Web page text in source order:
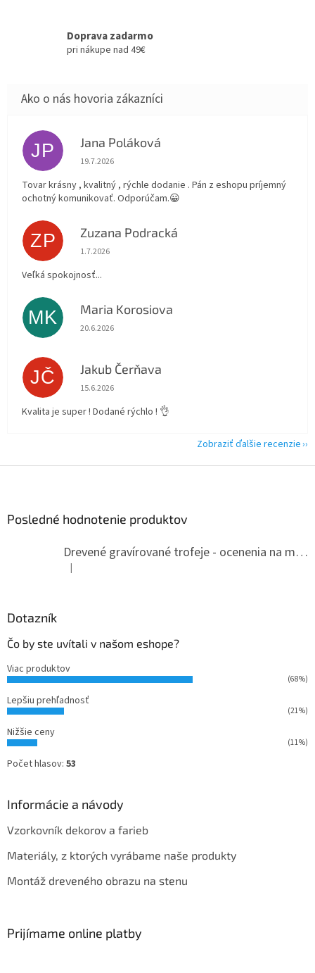
Doprava zadarmo
pri nákupe nad 49€
JP Jana Poláková
Hodnotenie obchodu je 5 z 5 hviezdičiek.
19.7.2026
Tovar krásny , kvalitný , rýchle dodanie . Pán z eshopu príjemný
ochotný komunikovať. Odporúčam.😀
ZP Zuzana Podracká
Hodnotenie obchodu je 5 z 5 hviezdičiek.
1.7.2026
Veľká spokojnosť...
MK Maria Korosiova
Hodnotenie obchodu je 5 z 5 hviezdičiek.
20.6.2026
JČ Jakub Čerňava
Hodnotenie obchodu je 5 z 5 hviezdičiek.
15.6.2026
Kvalita je super ! Dodané rýchlo ! 👌
Zobraziť ďalšie recenzie
Posledné hodnotenie produktov
Drevené gravírované trofeje - ocenenia na mieru
Hodnotenie produktu je 5 z 5 hviezdičiek.
|
Dotazník
Čo by ste uvítali v našom eshope?
Viac produktov
(68%)
Lepšiu prehľadnosť
(21%)
Nižšie ceny
(11%)
Počet hlasov: 53
Informácie a návody
Vzorkovník dekorov a farieb
Materiály, z ktorých vyrábame naše produkty
Montáž dreveného obrazu na stenu
Prijímame online platby